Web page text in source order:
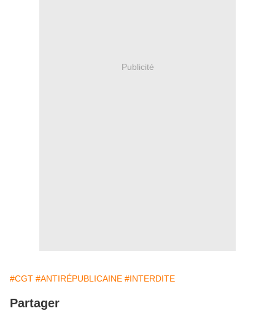
Publicité
#CGT #ANTIRÉPUBLICAINE #INTERDITE
Partager